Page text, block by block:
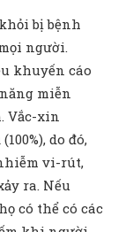
bị bệnh
người.
khuyến cáo
miễn
Vắc-xin
do đó,
vi-rút,
ra. Nếu
có thể có các